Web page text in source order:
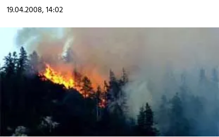
19.04.2008, 14:02